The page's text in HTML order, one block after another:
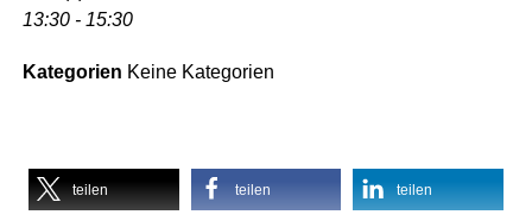
13:30 - 15:30
Kategorien Keine Kategorien
teilen teilen teilen